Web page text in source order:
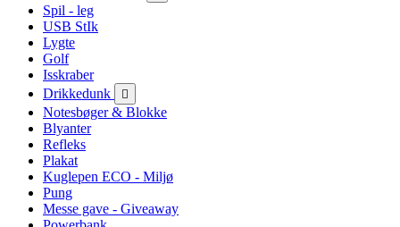
Spil - leg
USB StIk
Lygte
Golf
Isskraber
Drikkedunk

Notesbøger & Blokke
Blyanter
Refleks
Plakat
Kuglepen ECO - Miljø
Pung
Messe gave - Giveaway